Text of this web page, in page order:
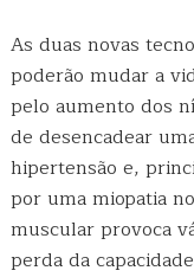
As duas novas
poderão mudar a
pelo aumento dos
de desencadear
hipertensão e,
por uma miopatia
muscular provoca
perda da